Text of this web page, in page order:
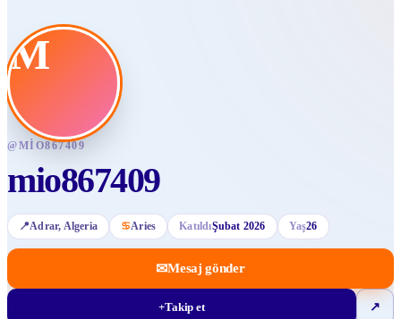
M
@MIO867409
mio867409
📍Adrar, Algeria ♋Aries KatıldıŞubat 2026 Yaş26
✉Mesaj gönder
+Takip et ↗